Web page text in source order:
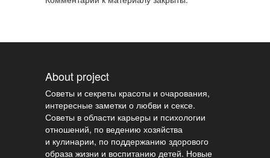
About project
Советы и секреты красоты и очарования,
интересные заметки о любви и сексе.
Советы в области карьеры и психологии
отношений, по ведению хозяйства
и кулинарии, по поддержанию здорового
образа жизни и воспитанию детей. Новые